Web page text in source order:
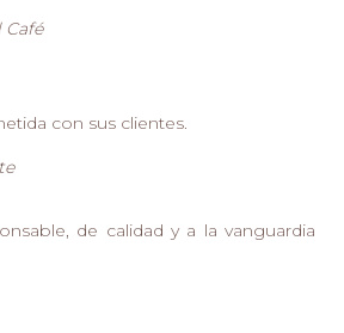
Café
con sus clientes.
de calidad y a la vanguardia